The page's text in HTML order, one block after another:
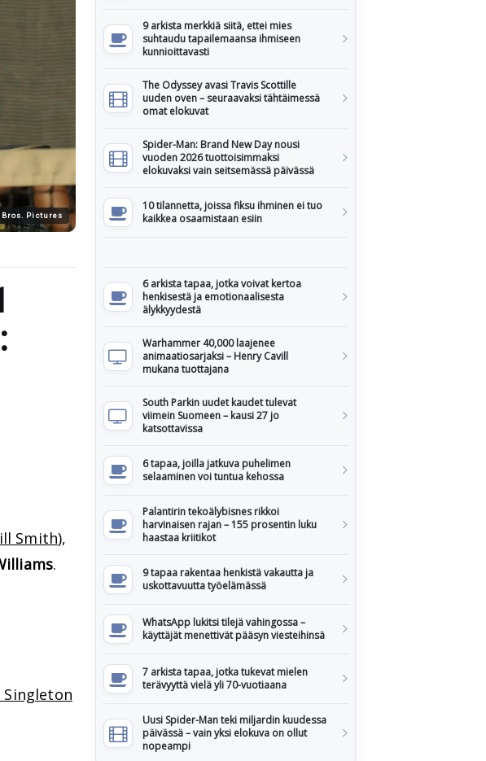
Bros. Pictures
Smith),
.
Singleton
9 arkista merkkiä siitä, ettei mies
suhtaudu tapailemaansa ihmiseen
kunnioittavasti
The Odyssey avasi Travis Scottille
uuden oven – seuraavaksi tähtäimessä
omat elokuvat
Spider-Man: Brand New Day nousi
vuoden 2026 tuottoisimmaksi
elokuvaksi vain seitsemässä päivässä
10 tilannetta, joissa fiksu ihminen ei tuo
kaikkea osaamistaan esiin
6 arkista tapaa, jotka voivat kertoa
henkisestä ja emotionaalisesta
älykkyydestä
Warhammer 40,000 laajenee
animaatiosarjaksi – Henry Cavill
mukana tuottajana
South Parkin uudet kaudet tulevat
viimein Suomeen – kausi 27 jo
katsottavissa
6 tapaa, joilla jatkuva puhelimen
selaaminen voi tuntua kehossa
Palantirin tekoälybisnes rikkoi
harvinaisen rajan – 155 prosentin luku
haastaa kriitikot
9 tapaa rakentaa henkistä vakautta ja
uskottavuutta työelämässä
WhatsApp lukitsi tilejä vahingossa –
käyttäjät menettivät pääsyn viesteihinsä
7 arkista tapaa, jotka tukevat mielen
terävyyttä vielä yli 70-vuotiaana
Uusi Spider-Man teki miljardin kuudessa
päivässä – vain yksi elokuva on ollut
nopeampi